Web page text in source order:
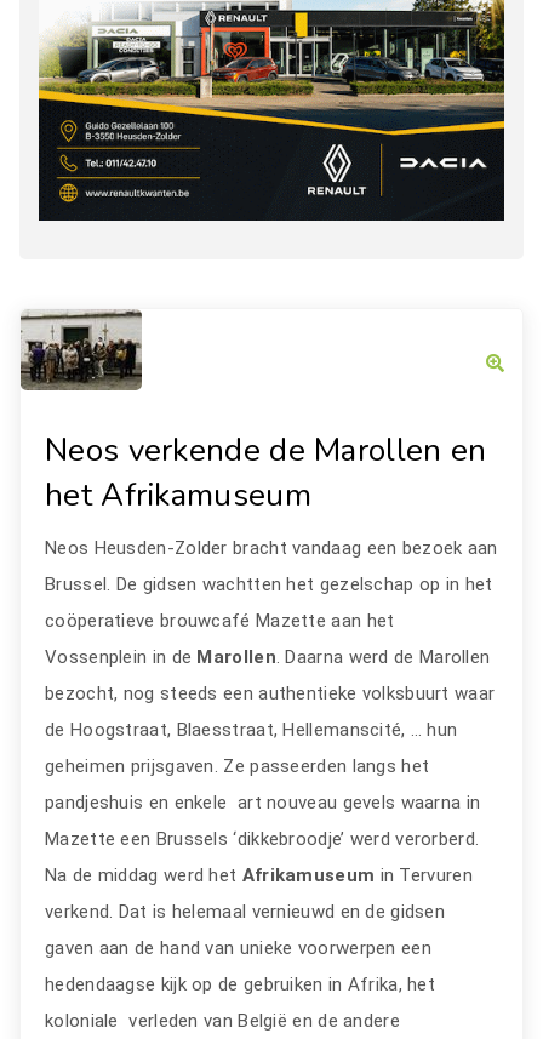
Neos verkende de Marollen en
het Afrikamuseum
Neos Heusden-Zolder bracht vandaag een bezoek aan
Brussel. De gidsen wachtten het gezelschap op in het
coöperatieve brouwcafé Mazette aan het
Vossenplein in de Marollen. Daarna werd de Marollen
bezocht, nog steeds een authentieke volksbuurt waar
de Hoogstraat, Blaesstraat, Hellemanscité, … hun
geheimen prijsgaven. Ze passeerden langs het
pandjeshuis en enkele art nouveau gevels waarna in
Mazette een Brussels ‘dikkebroodje’ werd verorberd.
Na de middag werd het Afrikamuseum in Tervuren
verkend. Dat is helemaal vernieuwd en de gidsen
gaven aan de hand van unieke voorwerpen een
hedendaagse kijk op de gebruiken in Afrika, het
koloniale verleden van België en de andere